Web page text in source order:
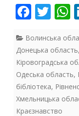
F
ac
e
b
o
o
k
T
w
itt
er s
Волинська
Донецька область,
Кіровоградська
Одеська область,
бібліотека,
Хмельницька
Краєзнавство